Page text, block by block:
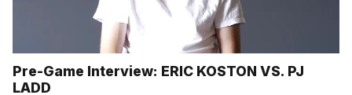
Pre-Game Interview: ERIC KOSTON VS. PJ
LADD